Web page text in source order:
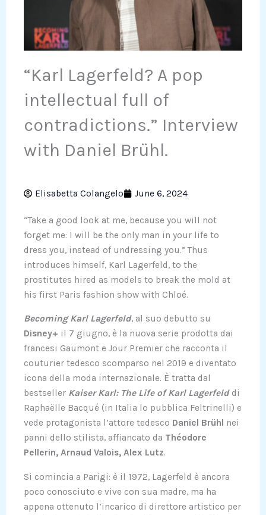
“Karl Lagerfeld? A pop
intellectual full of
contradictions.” Interview
with Daniel Brühl.
Elisabetta Colangelo June 6, 2024
“Take a good look at me, because you will not
forget me: I will be the only man in your life to
dress you, instead of undressing you.” Thus
introduces himself, Karl Lagerfeld, to the
prostitutes hired as models to break the mold at
his first Paris fashion show with Chloé.
Becoming Karl Lagerfeld, al suo debutto su
Disney+ il 7 giugno, è la nuova serie prodotta dai
francesi Gaumont e Jour Premier che racconta il
couturier tedesco scomparso nel 2019 e diventato
icona della moda internazionale. È tratta dal
bestseller Kaiser Karl: The Life of Karl Lagerfelddi
Raphaëlle Bacqué (in Italia lo pubblica Feltrinelli) e
vede protagonista l’attore tedesco Daniel Brühl nei
panni dello stilista, affiancato da Théodore
Pellerin, Arnaud Valois, Alex Lutz.
Si comincia a Parigi: è il 1972, Lagerfeld è ancora
poco conosciuto e vive con sua madre, ma ha
appena ottenuto l’incarico di direttore artistico per